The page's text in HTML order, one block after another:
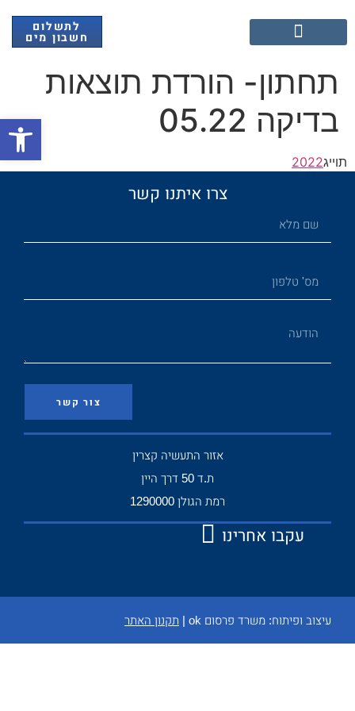
לתשלום
חשבון מים
תחתון- הורדת תוצאות
בדיקה 05.22
תוייג2022
צרו איתנו קשר
צור קשר
אזור התעשיה קצרין
ת.ד 50 דרך היין
רמת הגולן 1290000
עקבו אחרינו
עיצוב ופיתוח: משרד פרסום ok | תקנון האתר